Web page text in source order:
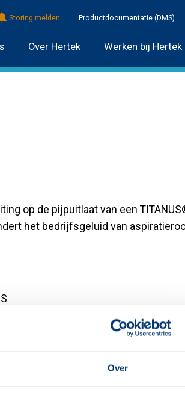
Over
Over Hertek Werken bij Hertek
Storing melden Productdocumentatie (DMS)
op de pijpuitlaat van een
het bedrijfsgeluid van